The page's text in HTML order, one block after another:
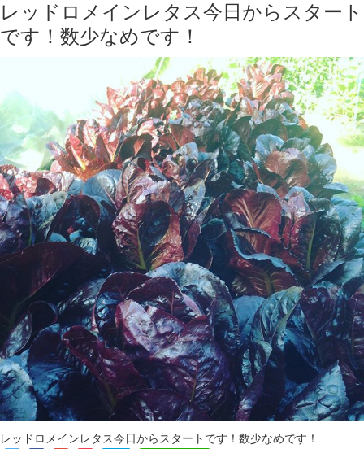
レッドロメインレタス今日からスタート
です！数少なめです！
レッドロメインレタス今日からスタートです！数少なめです！